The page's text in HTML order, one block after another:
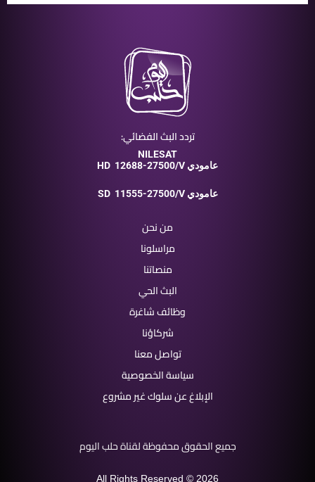
تردد البث الفضائي:
NILESAT
HD
12688-27500/V عامودي
SD 11555-27500/V عامودي
من نحن
مراسلونا
منصاتنا
البث الحي
وظائف شاغرة
شركاؤنا
تواصل معنا
سياسة الخصوصية
الإبلاغ عن سلوك غير مشروع
جميع الحقوق محفوظة لقناة حلب اليوم
All Rights Reserved © 2026